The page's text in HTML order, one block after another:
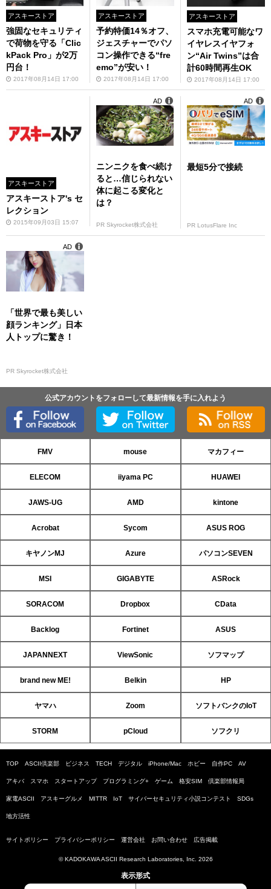
アスキーストア
強固なセキュリティ
で荷物を守る「Clic
kPack Pro」が2万
円台！
2017年08月14日 17:00
アスキーストア
予約特価14％オフ、
ジェスチャーでパソ
コン操作できる“fre
emo”が安い！
2017年08月14日 17:00
アスキーストア
スマホ充電可能なワ
イヤレスイヤフォ
ン“Air Twins”は合
計60時間再生OK
2017年08月14日 17:00
アスキーストア
アスキーストア's セ
レクション
2015年09月03日 15:07
ニンニクを食べ続け
ると…信じられない
体に起こる変化と
は？
PR Skyrocket株式会社
AD
最短5分で接続
PR LotusFlare Inc
AD
「世界で最も美しい
顔ランキング」日本
人トップに驚き！
PR Skyrocket株式会社
AD
公式アカウントをフォローして最新情報を手に入れよう
FMV mouse マカフィー
ELECOM iiyama PC HUAWEI
JAWS-UG AMD kintone
Acrobat Sycom ASUS ROG
キヤノンMJ Azure パソコンSEVEN
MSI GIGABYTE ASRock
SORACOM Dropbox CData
Backlog Fortinet ASUS
JAPANNEXT ViewSonic ソフマップ
brand new ME! Belkin HP
ヤマハ Zoom ソフトバンクのIoT
STORM pCloud ソフクリ
TOP ASCII倶楽部 ビジネス TECH デジタル iPhone/Mac ホビー 自作PC AV
アキバ スマホ スタートアップ プログラミング+ ゲーム 格安SIM 倶楽部情報局
家電ASCII アスキーグルメ MITTR IoT サイバーセキュリティ小説コンテスト SDGs
地方活性
サイトポリシー プライバシーポリシー 運営会社 お問い合わせ 広告掲載
© KADOKAWA ASCII Research Laboratories, Inc. 2026
表示形式